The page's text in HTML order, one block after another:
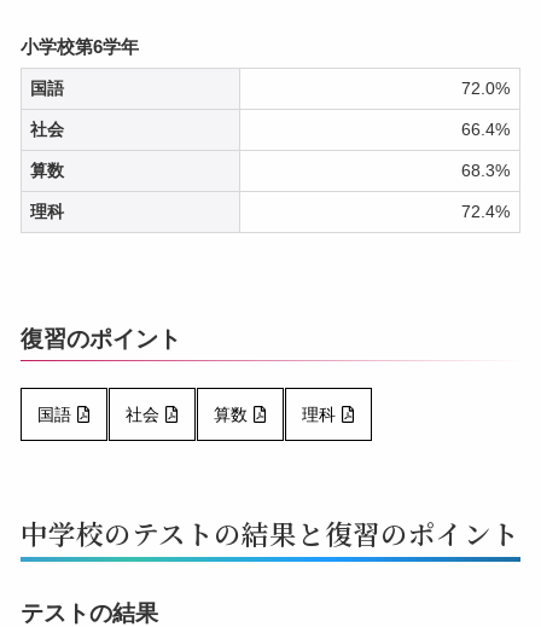
小学校第6学年
国語 72.0%
社会 66.4%
算数 68.3%
理科 72.4%
復習のポイント
国語 社会 算数 理科
中学校のテストの結果と復習のポイント
テストの結果